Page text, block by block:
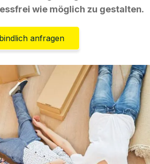
wie möglich zu gestalten.
anfragen